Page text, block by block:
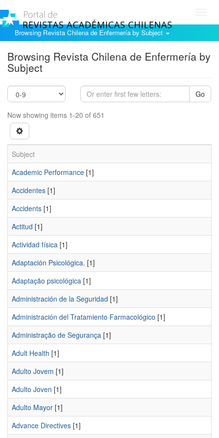
Browsing Revista Chilena de Enfermería by Subject
Browsing Revista Chilena de Enfermería by
Subject
Go
Now showing items 1-20 of 651
Subject
Academic Performance [1]
Accidentes [1]
Accidents [1]
Actitud [1]
Actividad física [1]
Adaptación Psicológica. [1]
Adaptação psicológica [1]
Administración de la Seguridad [1]
Administración del Tratamiento Farmacológico [1]
Administração de Segurança [1]
Adult Health [1]
Adulto Jovem [1]
Adulto Joven [1]
Adulto Mayor [1]
Advance Directives [1]